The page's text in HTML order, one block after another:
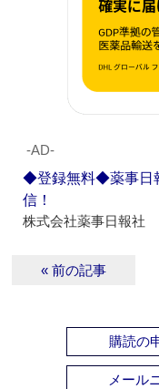
‐AD‐
◆登録無料◆薬事日
信！
株式会社薬事日報社
« 前の記事
購読の
メール